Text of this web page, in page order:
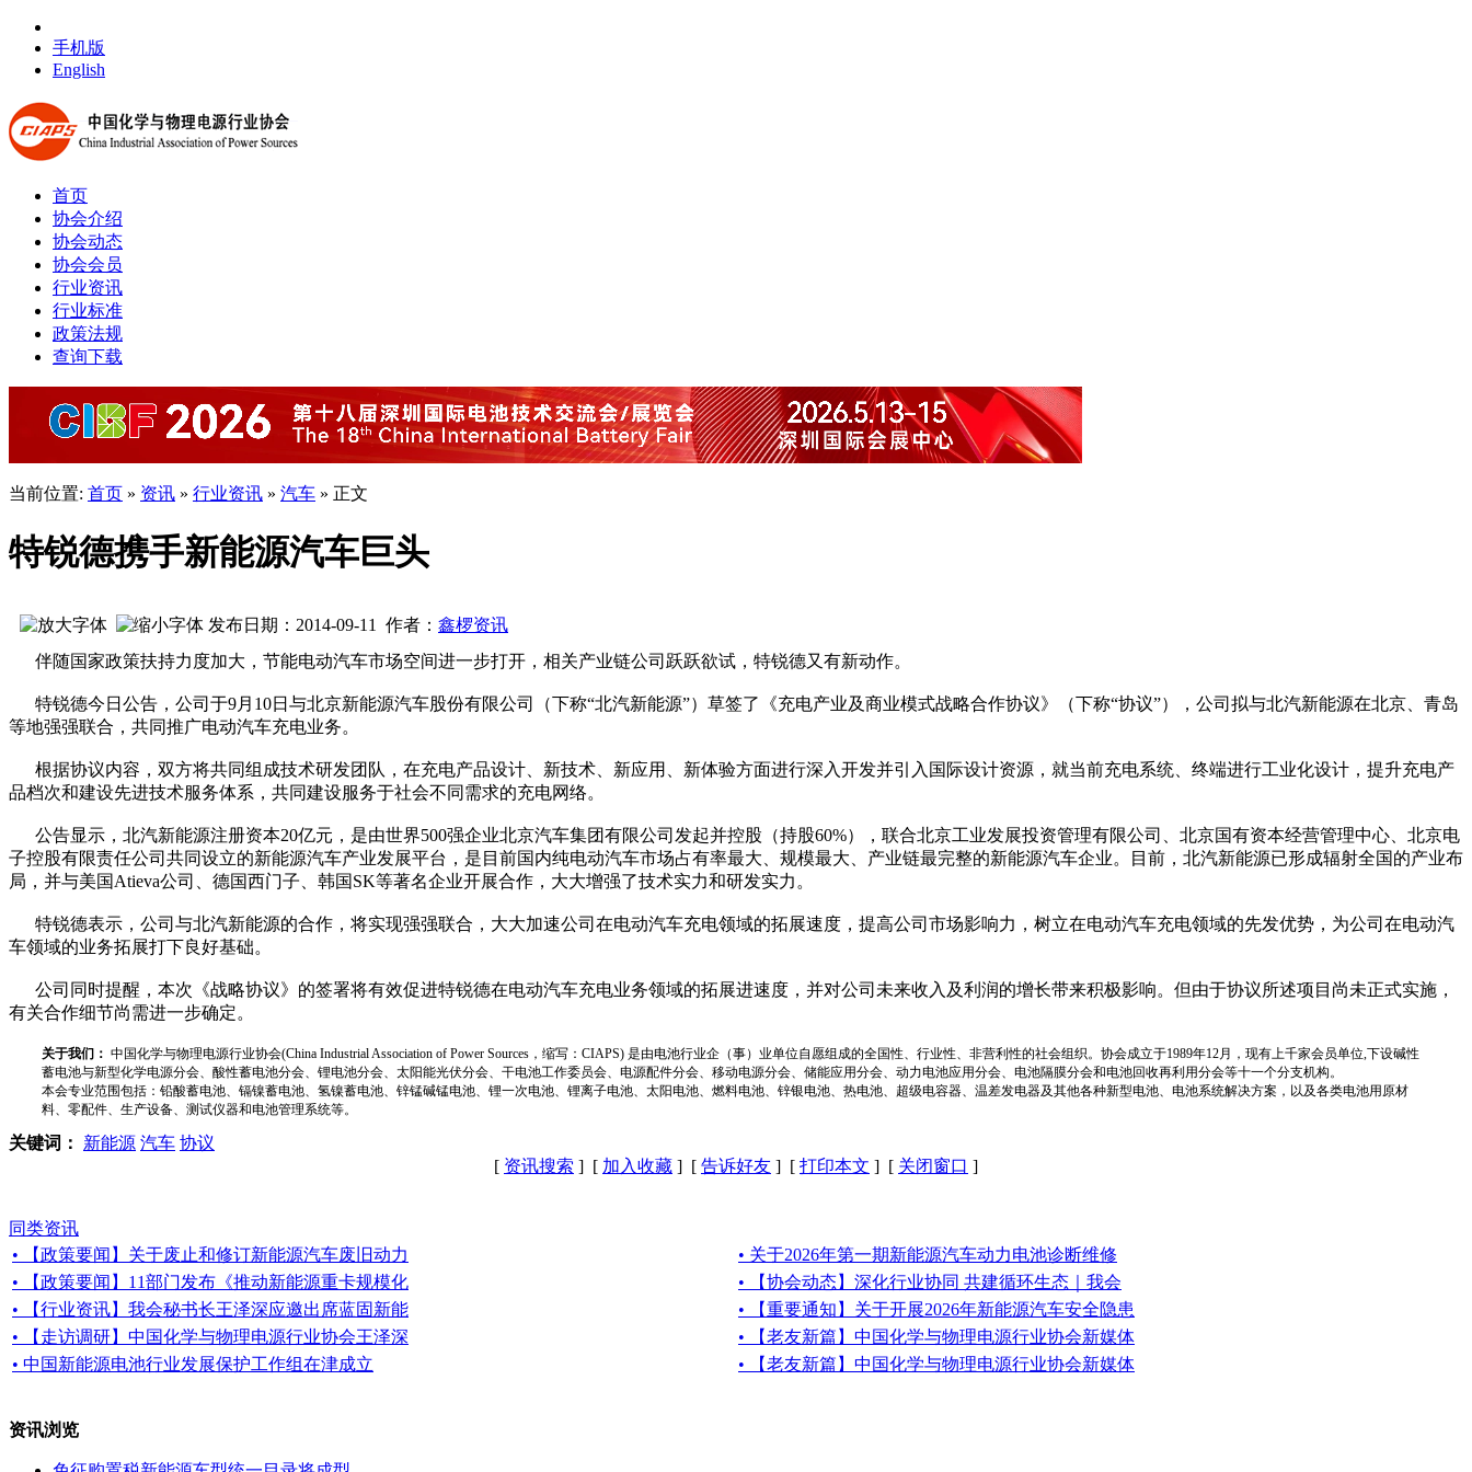
手机版
English
首页
协会介绍
协会动态
协会会员
行业资讯
行业标准
政策法规
查询下载
当前位置: 首页 » 资讯 » 行业资讯 » 汽车 » 正文
特锐德携手新能源汽车巨头
发布日期：2014-09-11 作者： 鑫椤资讯
伴随国家政策扶持力度加大，节能电动汽车市场空间进一步打开，相关产业链公司跃跃欲试，特锐德又有新动作。
特锐德今日公告，公司于9月10日与北京新能源汽车股份有限公司（下称“北汽新能源”）草签了《充电产业及商业模式战略合作协议》（下称“协议”），公司拟与北汽新能源在北京、青岛
等地强强联合，共同推广电动汽车充电业务。
根据协议内容，双方将共同组成技术研发团队，在充电产品设计、新技术、新应用、新体验方面进行深入开发并引入国际设计资源，就当前充电系统、终端进行工业化设计，提升充电产
品档次和建设先进技术服务体系，共同建设服务于社会不同需求的充电网络。
公告显示，北汽新能源注册资本20亿元，是由世界500强企业北京汽车集团有限公司发起并控股（持股60%），联合北京工业发展投资管理有限公司、北京国有资本经营管理中心、北京电
子控股有限责任公司共同设立的新能源汽车产业发展平台，是目前国内纯电动汽车市场占有率最大、规模最大、产业链最完整的新能源汽车企业。目前，北汽新能源已形成辐射全国的产业布
局，并与美国Atieva公司、德国西门子、韩国SK等著名企业开展合作，大大增强了技术实力和研发实力。
特锐德表示，公司与北汽新能源的合作，将实现强强联合，大大加速公司在电动汽车充电领域的拓展速度，提高公司市场影响力，树立在电动汽车充电领域的先发优势，为公司在电动汽
车领域的业务拓展打下良好基础。
公司同时提醒，本次《战略协议》的签署将有效促进特锐德在电动汽车充电业务领域的拓展进速度，并对公司未来收入及利润的增长带来积极影响。但由于协议所述项目尚未正式实施，
有关合作细节尚需进一步确定。
关于我们： 中国化学与物理电源行业协会(China Industrial Association of Power Sources，缩写：CIAPS) 是由电池行业企（事）业单位自愿组成的全国性、行业性、非营利性的社会组织。协会成立于1989年12月，现有上千家会员单位,下设碱性
蓄电池与新型化学电源分会、酸性蓄电池分会、锂电池分会、太阳能光伏分会、干电池工作委员会、电源配件分会、移动电源分会、储能应用分会、动力电池应用分会、电池隔膜分会和电池回收再利用分会等十一个分支机构。
本会专业范围包括：铅酸蓄电池、镉镍蓄电池、氢镍蓄电池、锌锰碱锰电池、锂一次电池、锂离子电池、太阳电池、燃料电池、锌银电池、热电池、超级电容器、温差发电器及其他各种新型电池、电池系统解决方案，以及各类电池用原材
料、零配件、生产设备、测试仪器和电池管理系统等。
关键词： 新能源 汽车 协议
[ 资讯搜索 ] [ 加入收藏 ] [ 告诉好友 ] [ 打印本文 ] [ 关闭窗口 ]
同类资讯
• 【政策要闻】关于废止和修订新能源汽车废旧动力
• 关于2026年第一期新能源汽车动力电池诊断维修
• 【政策要闻】11部门发布《推动新能源重卡规模化
• 【协会动态】深化行业协同 共建循环生态｜我会
• 【行业资讯】我会秘书长王泽深应邀出席蓝固新能
• 【重要通知】关于开展2026年新能源汽车安全隐患
• 【走访调研】中国化学与物理电源行业协会王泽深
• 【老友新篇】中国化学与物理电源行业协会新媒体
• 中国新能源电池行业发展保护工作组在津成立
• 【老友新篇】中国化学与物理电源行业协会新媒体
资讯浏览